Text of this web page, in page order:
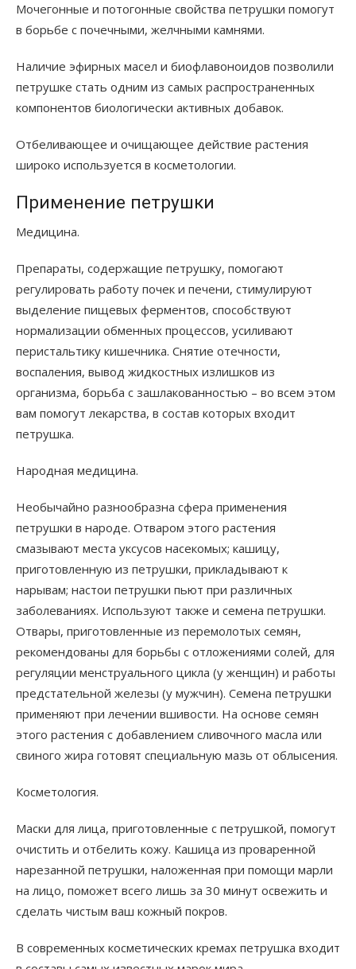
Мочегонные и потогонные свойства петрушки помогут
в борьбе с почечными, желчными камнями.
Наличие эфирных масел и биофлавоноидов позволили
петрушке стать одним из самых распространенных
компонентов биологически активных добавок.
Отбеливающее и очищающее действие растения
широко используется в косметологии.
Применение петрушки
Медицина.
Препараты, содержащие петрушку, помогают
регулировать работу почек и печени, стимулируют
выделение пищевых ферментов, способствуют
нормализации обменных процессов, усиливают
перистальтику кишечника. Снятие отечности,
воспаления, вывод жидкостных излишков из
организма, борьба с зашлакованностью – во всем этом
вам помогут лекарства, в состав которых входит
петрушка.
Народная медицина.
Необычайно разнообразна сфера применения
петрушки в народе. Отваром этого растения
смазывают места уксусов насекомых; кашицу,
приготовленную из петрушки, прикладывают к
нарывам; настои петрушки пьют при различных
заболеваниях. Используют также и семена петрушки.
Отвары, приготовленные из перемолотых семян,
рекомендованы для борьбы с отложениями солей, для
регуляции менструального цикла (у женщин) и работы
предстательной железы (у мужчин). Семена петрушки
применяют при лечении вшивости. На основе семян
этого растения с добавлением сливочного масла или
свиного жира готовят специальную мазь от облысения.
Косметология.
Маски для лица, приготовленные с петрушкой, помогут
очистить и отбелить кожу. Кашица из проваренной
нарезанной петрушки, наложенная при помощи марли
на лицо, поможет всего лишь за 30 минут освежить и
сделать чистым ваш кожный покров.
В современных косметических кремах петрушка входит